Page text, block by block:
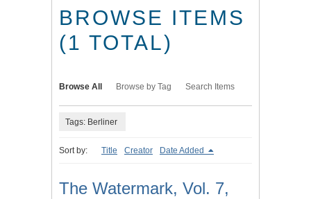
BROWSE ITEMS
(1 TOTAL)
Browse All Browse by Tag Search Items
Tags: Berliner
Sort by: Title Creator Date Added
The Watermark, Vol. 7,